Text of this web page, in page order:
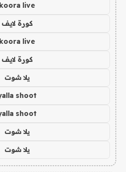
koora live
كورة لايف
koora live
كورة لايف
يلا شوت
shoot
shoot
يلا شوت
يلا شوت